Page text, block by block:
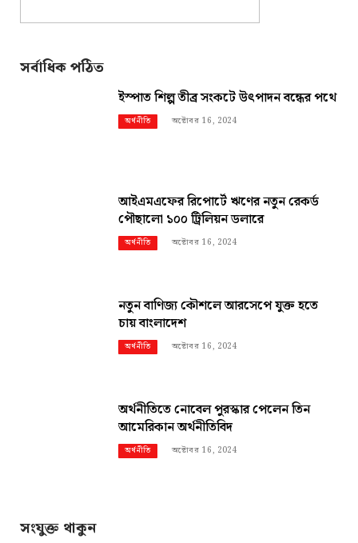
সর্বাধিক পঠিত
ইস্পাত শিল্প তীব্র সংকটে উৎপাদন বন্ধের পথে
অর্থনীতি অক্টোবর 16, 2024
আইএমএফের রিপোর্টে ঋণের নতুন রেকর্ড
পৌছালো ১০০ ট্রিলিয়ন ডলারে
অর্থনীতি অক্টোবর 16, 2024
নতুন বাণিজ্য কৌশলে আরসেপে যুক্ত হতে
চায় বাংলাদেশ
অর্থনীতি অক্টোবর 16, 2024
অর্থনীতিতে নোবেল পুরস্কার পেলেন তিন
আমেরিকান অর্থনীতিবিদ
অর্থনীতি অক্টোবর 16, 2024
সংযুক্ত থাকুন